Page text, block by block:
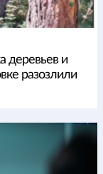
деревьев и
разозлили